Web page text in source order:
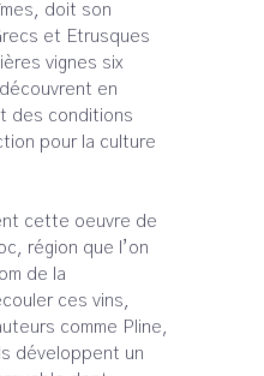
doit son
et Etrusques
vignes six
en
des conditions
pour la culture
cette oeuvre de
région que l’on
de la
ces vins,
comme Pline,
développent un